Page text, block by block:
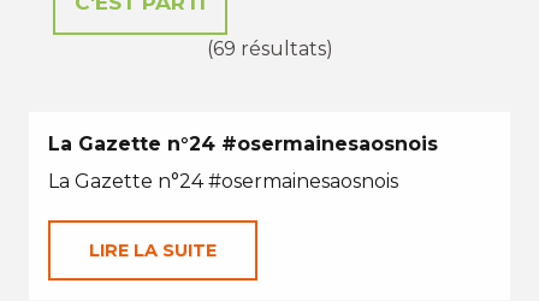
(69 résultats)
La Gazette n°24 #osermainesaosnois
La Gazette n°24 #osermainesaosnois
LIRE LA SUITE